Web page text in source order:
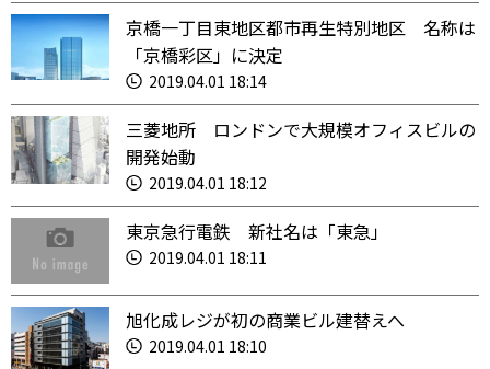
京橋一丁目東地区都市再生特別地区 名称は
「京橋彩区」に決定
2019.04.01 18:14
三菱地所 ロンドンで大規模オフィスビルの
開発始動
2019.04.01 18:12
東京急行電鉄 新社名は「東急」
2019.04.01 18:11
旭化成レジが初の商業ビル建替えへ
2019.04.01 18:10